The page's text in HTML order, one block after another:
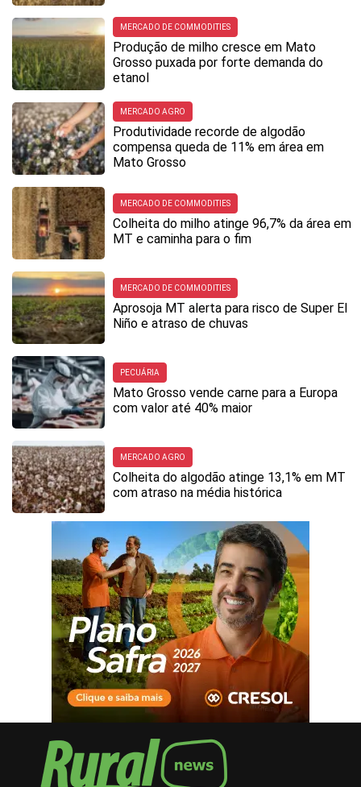
MERCADO DE COMMODITIES
Produção de milho cresce em Mato
Grosso puxada por forte demanda do
etanol
MERCADO AGRO
Produtividade recorde de algodão
compensa queda de 11% em área em
Mato Grosso
MERCADO DE COMMODITIES
Colheita do milho atinge 96,7% da área em
MT e caminha para o fim
MERCADO DE COMMODITIES
Aprosoja MT alerta para risco de Super El
Niño e atraso de chuvas
PECUÁRIA
Mato Grosso vende carne para a Europa
com valor até 40% maior
MERCADO AGRO
Colheita do algodão atinge 13,1% em MT
com atraso na média histórica